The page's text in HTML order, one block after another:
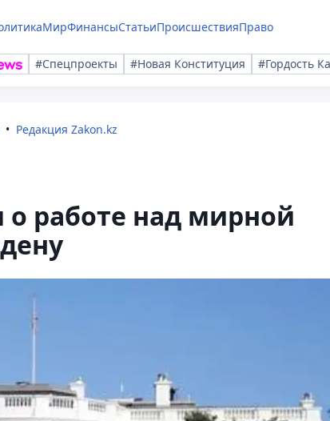
МирФинансыСтатьиПроисшествияПраво
#Спецпроекты #Новая Конституция #Гордость
Редакция Zakon.kz
работе над мирной